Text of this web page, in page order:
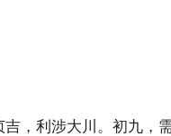
，利涉大川。初九，